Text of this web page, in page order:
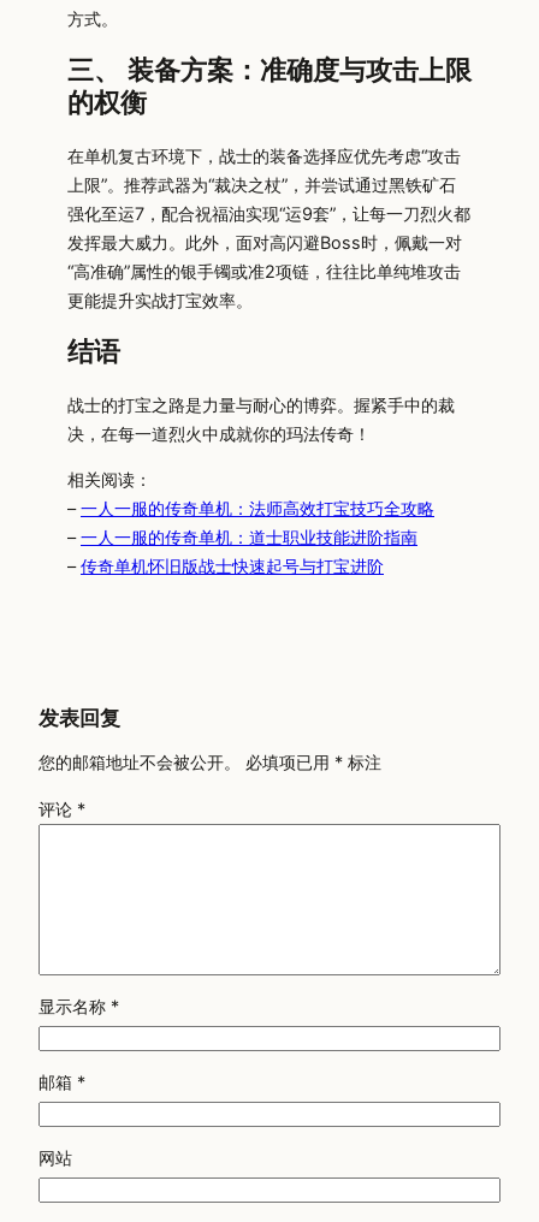
方式。
三、 装备方案：准确度与攻击上限
的权衡
在单机复古环境下，战士的装备选择应优先考虑“攻击
上限”。推荐武器为“裁决之杖”，并尝试通过黑铁矿石
强化至运7，配合祝福油实现“运9套”，让每一刀烈火都
发挥最大威力。此外，面对高闪避Boss时，佩戴一对
“高准确”属性的银手镯或准2项链，往往比单纯堆攻击
更能提升实战打宝效率。
结语
战士的打宝之路是力量与耐心的博弈。握紧手中的裁
决，在每一道烈火中成就你的玛法传奇！
相关阅读：
–一人一服的传奇单机：法师高效打宝技巧全攻略
–一人一服的传奇单机：道士职业技能进阶指南
–传奇单机怀旧版战士快速起号与打宝进阶
发表回复
您的邮箱地址不会被公开。 必填项已用 * 标注
评论 *
显示名称 *
邮箱 *
网站